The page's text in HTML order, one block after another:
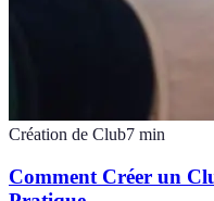
Création de Club7 min
Comment Créer un